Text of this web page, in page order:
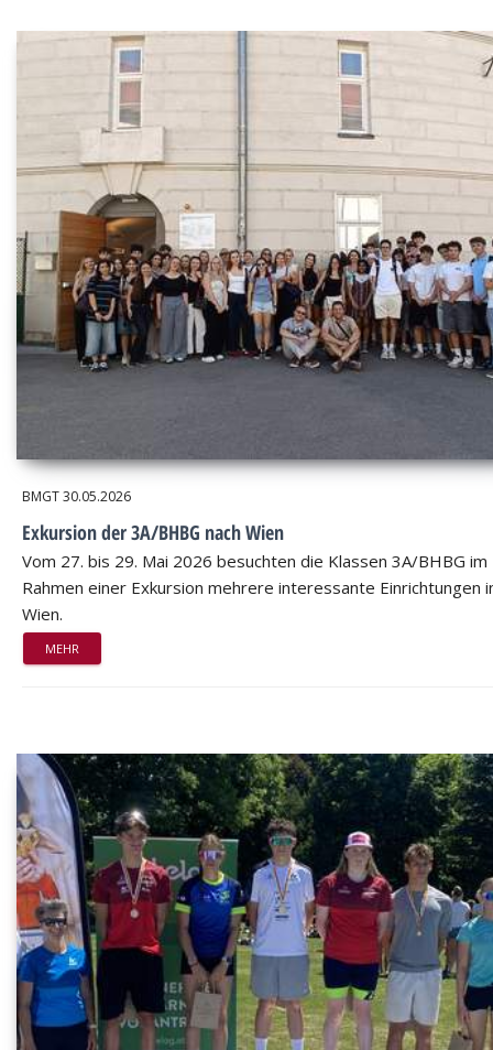
BMGT30.05.2026
Exkursion der 3A/BHBG nach Wien
Vom 27. bis 29. Mai 2026 besuchten die Klassen 3A/BHBG im
Rahmen einer Exkursion mehrere interessante Einrichtungen
Wien.
MEHR